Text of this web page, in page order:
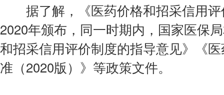
据了解，《医药价格和招采信用评
2020年颁布，同一时期内，国家医保
和招采信用评价制度的指导意见》《
准（2020版）》等政策文件。